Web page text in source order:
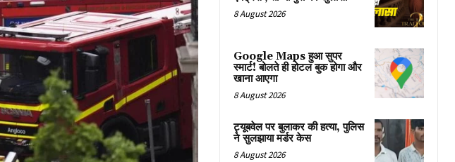
8 August 2026
Google Maps हुआ सुपर
स्मार्ट! बोलते ही होटल बुक होगा और
खाना आएगा
8 August 2026
ट्यूबवेल पर बुलाकर की हत्या, पुलिस
ने सुलझाया मर्डर केस
8 August 2026